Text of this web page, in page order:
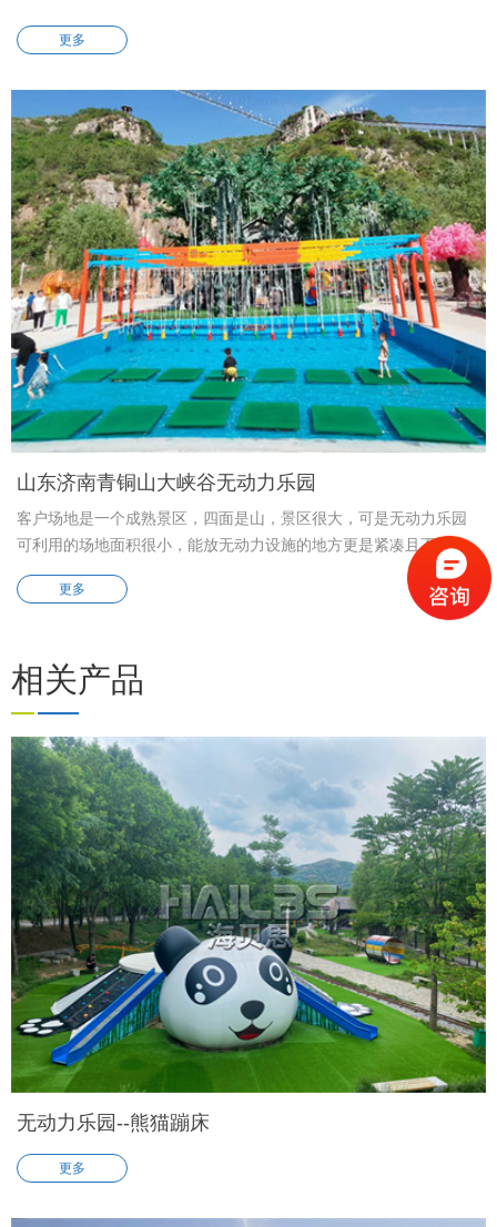
更多
山东济南青铜山大峡谷无动力乐园
客户场地是一个成熟景区，四面是山，景区很大，可是无动力乐园
可利用的场地面积很小，能放无动力设施的地方更是紧凑且不规
则，在这个条件下我们几次往来客户场地实地测量，最后根据客户
实际的地形地貌进行了单独的规划设计定制。安装了具有攀爬滑多
种玩法的滑世界，互动性超棒的亲子网红秋千，儿童滑索，许愿
客户场地有没有直接的水源可以利用，建议客户挖了一个小水池，
更多
相关产品
无动力乐园--熊猫蹦床
更多